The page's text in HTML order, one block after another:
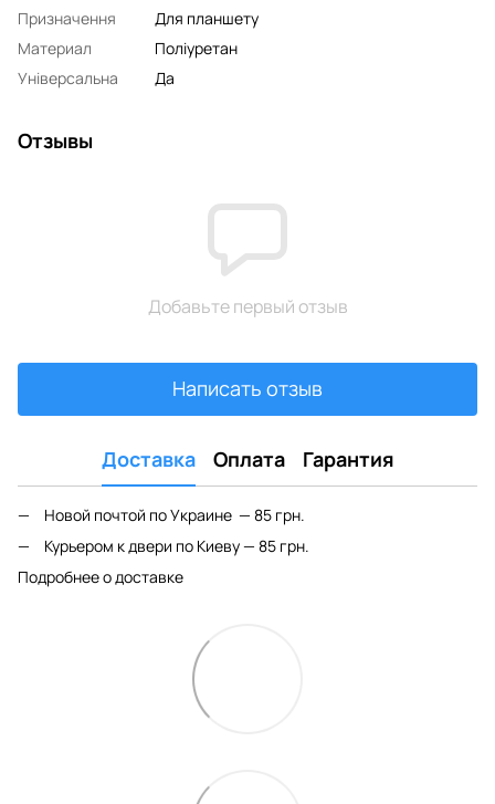
Призначення
Для планшету
Материал
Поліуретан
Універсальна
Да
Отзывы
Добавьте первый отзыв
Написать отзыв
Доставка Оплата Гарантия
Новой почтой по Украине — 85 грн.
Курьером к двери по Киеву — 85 грн.
Подробнее о доставке